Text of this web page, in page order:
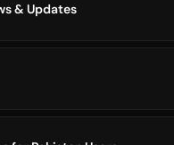
& Updates